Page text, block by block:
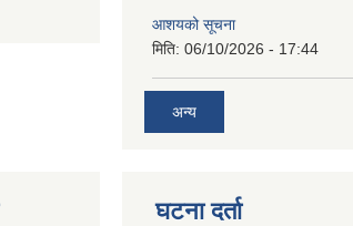
आशयको सूचना
मिति: 06/10/2026 - 17:44
अन्य
घटना दर्ता